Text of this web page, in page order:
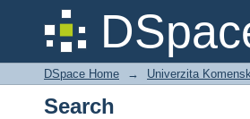
Search
DSpace Home → Univerzita
Search